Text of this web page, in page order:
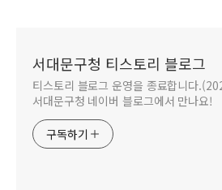
서대문구청 티스토리 블로그
티스토리 블로그 운영을 종료합니다
서대문구청 네이버 블로그에서 만나요!
구독하기